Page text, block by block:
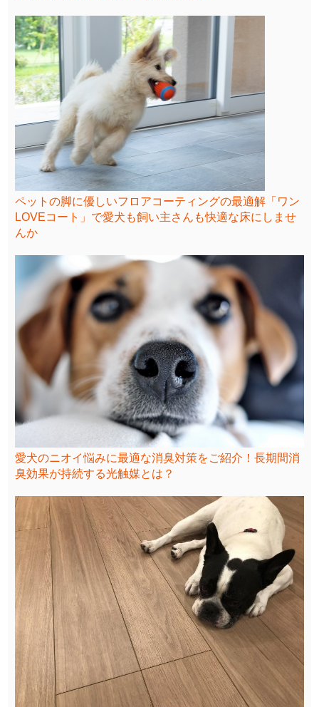
ペットの脚に優しいフロアコーティングの最適解「ワン
LOVEコート」で愛犬も飼い主さんも快適な床にしませ
んか
愛犬のニオイ悩みに最適な消臭対策をご紹介！長期間消
臭効果が持続する光触媒とは？